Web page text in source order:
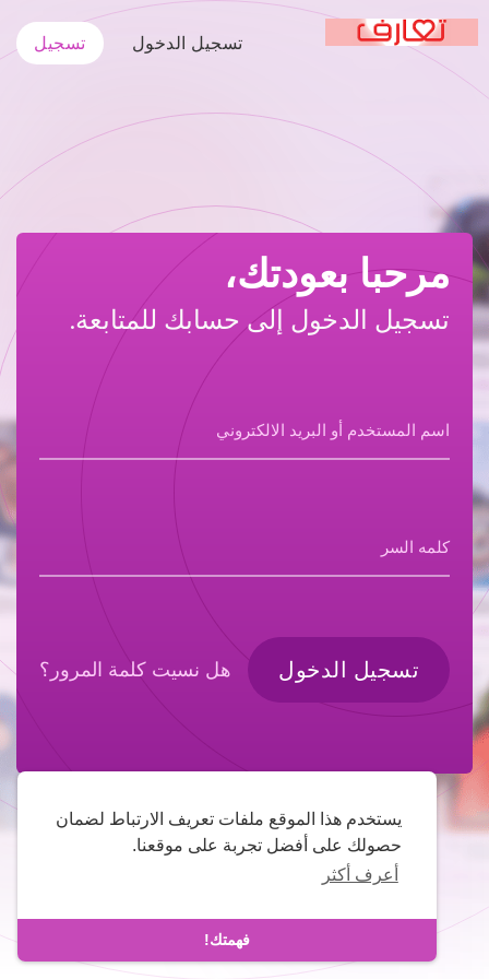
يستخدم هذا الموقع ملفات تعريف الارتباط لضمان
حصولك على أفضل تجربة على موقعنا.
أعرف أكثر
فهمتك!
تسجيل الدخول تسجيل
مرحبا بعودتك،
تسجيل الدخول إلى حسابك للمتابعة.
اسم المستخدم أو البريد الالكتروني
كلمه السر
تسجيل الدخول هل نسيت كلمة المرور؟